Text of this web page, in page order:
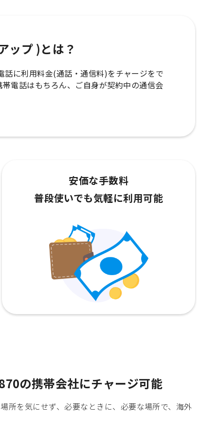
ップ )とは？
に利用料金(通話・通信料)をチャージをで
電話はもちろん、ご自身が契約中の通信会
安価な手数料
普段使いでも気軽に利用可能
の携帯会社にチャージ可能
所を気にせず、必要なときに、必要な場所で、海外